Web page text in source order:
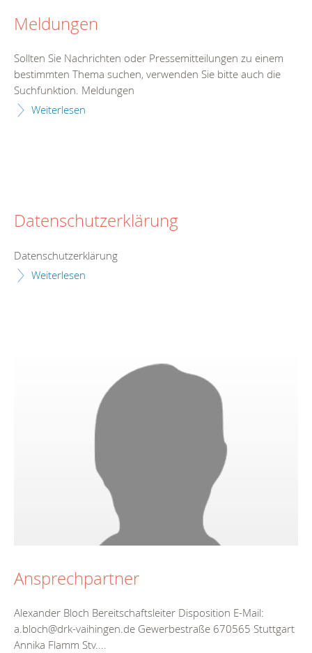
Meldungen
Sollten Sie Nachrichten oder Pressemitteilungen zu einem
bestimmten Thema suchen, verwenden Sie bitte auch die
Suchfunktion. Meldungen
Weiterlesen
Datenschutzerklärung
Datenschutzerklärung
Weiterlesen
Ansprechpartner
Alexander Bloch Bereitschaftsleiter Disposition E-Mail:
a.bloch@drk-vaihingen.de Gewerbestraße 670565 Stuttgart
Annika Flamm Stv....